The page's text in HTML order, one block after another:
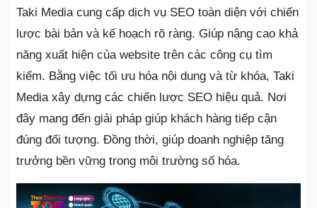
Taki Media cung cấp dịch vụ SEO toàn diện với chiến
lược bài bản và kế hoạch rõ ràng. Giúp nâng cao khả
năng xuất hiện của website trên các công cụ tìm
kiếm. Bằng việc tối ưu hóa nội dung và từ khóa, Taki
Media xây dựng các chiến lược SEO hiệu quả. Nơi
đây mang đến giải pháp giúp khách hàng tiếp cận
đúng đối tượng. Đồng thời, giúp doanh nghiệp tăng
trưởng bền vững trong môi trường số hóa.